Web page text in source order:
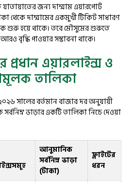
যাতায়াতের জন্য দাম্মাম এয়ারপোর্ট
থেকে দাম্মামের একমুখী টিকিট সাধারণ
শুরু হয়ে থাকে। তবে মৌসুমের শুরুতে
বৃদ্ধি পাওয়ার সম্ভাবনা থাকে।
এয়ারলাইন্স ও
তালিকা
২০২৬ সালের বর্তমান বাজার দর অনুযায়ী
ভাড়ার একটি তালিকা নিচে দেওয়া
আনুমানিক
সর্বনিম্ন ভাড়া
(টাকা)
ফ্লাইটের
ধরন